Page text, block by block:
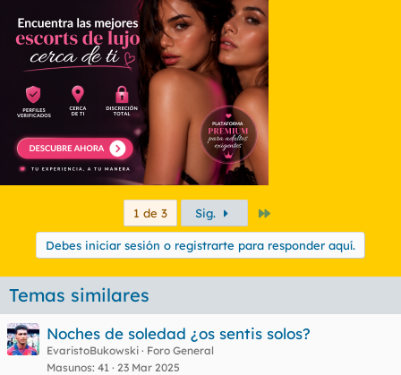
1 de 3 Sig.
Debes iniciar sesión o registrarte para responder aquí.
Temas similares
Noches de soledad ¿os sentis solos?
EvaristoBukowski
Foro General
Masunos 41 23 Mar 2025